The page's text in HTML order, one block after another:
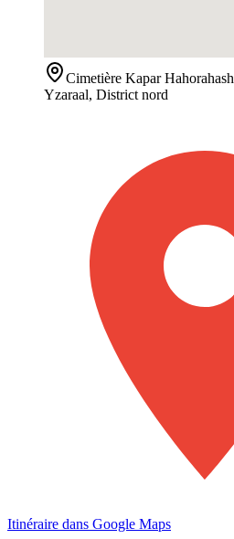
Cimetière Kapar Hahorahash
Yzaraal, District nord
Itinéraire dans Google Maps